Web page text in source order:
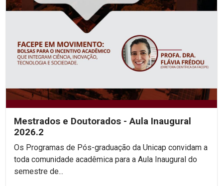
Mestrados e Doutorados - Aula Inaugural
2026.2
Os Programas de Pós-graduação da Unicap convidam a
toda comunidade acadêmica para a Aula Inaugural do
semestre de...